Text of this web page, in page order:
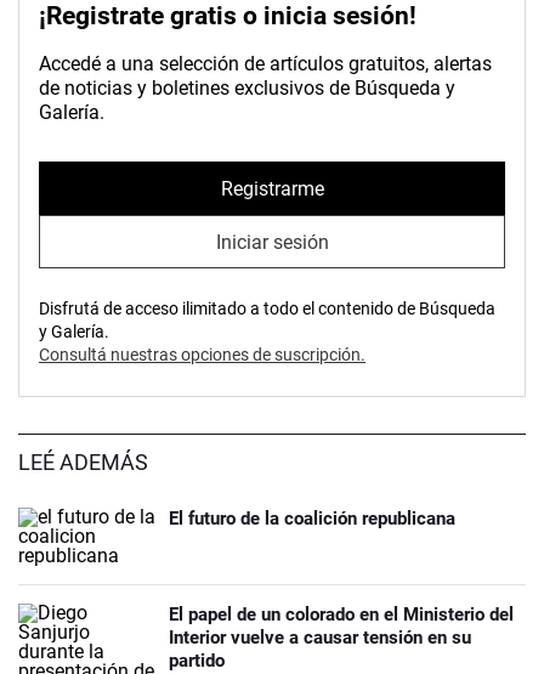
¡Registrate gratis o inicia sesión!
Accedé a una selección de artículos gratuitos, alertas
de noticias y boletines exclusivos de Búsqueda y
Galería.
Registrarme
Iniciar sesión
Disfrutá de acceso ilimitado a todo el contenido de Búsqueda
y Galería.
Consultá nuestras opciones de suscripción.
LEÉ ADEMÁS
El futuro de la coalición republicana
El papel de un colorado en el Ministerio del
Interior vuelve a causar tensión en su
partido